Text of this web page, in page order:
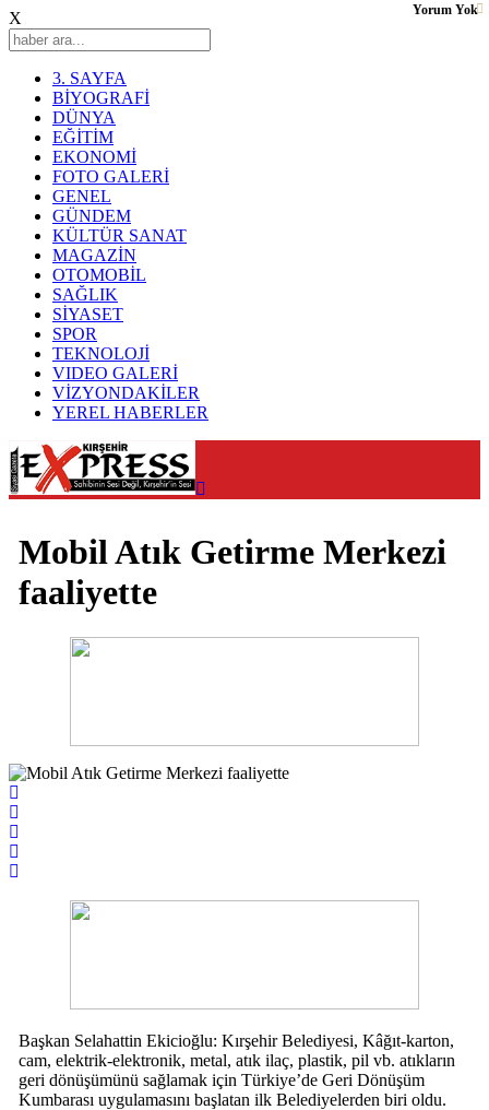
X
3. SAYFA
BİYOGRAFİ
DÜNYA
EĞİTİM
EKONOMİ
FOTO GALERİ
GENEL
GÜNDEM
KÜLTÜR SANAT
MAGAZİN
OTOMOBİL
SAĞLIK
SİYASET
SPOR
TEKNOLOJİ
VIDEO GALERİ
VİZYONDAKİLER
YEREL HABERLER
Mobil Atık Getirme Merkezi
faaliyette
Başkan Selahattin Ekicioğlu: Kırşehir Belediyesi, Kâğıt-karton,
cam, elektrik-elektronik, metal, atık ilaç, plastik, pil vb. atıkların
geri dönüşümünü sağlamak için Türkiye’de Geri Dönüşüm
Kumbarası uygulamasını başlatan ilk Belediyelerden biri oldu.
Yorum Yok